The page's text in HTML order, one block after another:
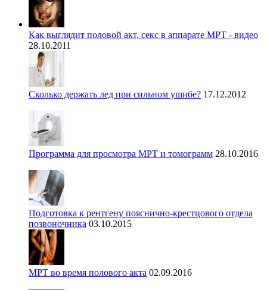
Как выглядит половой акт, секс в аппарате МРТ - видео
28.10.2011
Сколько держать лед при сильном ушибе? 17.12.2012
Программа для просмотра МРТ и томограмм 28.10.2016
Подготовка к рентгену пояснично-крестцового отдела
позвоночника 03.10.2015
МРТ во время полового акта 02.09.2016